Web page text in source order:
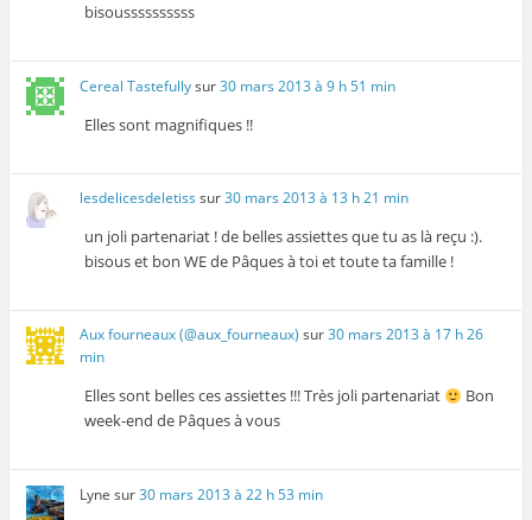
bisoussssssssss
Cereal Tastefullysur30 mars 2013 à 9 h 51 min
Elles sont magnifiques !!
lesdelicesdeletiss sur30 mars 2013 à 13 h 21 min
un joli partenariat ! de belles assiettes que tu as là reçu :).
bisous et bon WE de Pâques à toi et toute ta famille !
Aux fourneaux (@aux_fourneaux) sur30 mars 2013 à 17 h 26
min
Elles sont belles ces assiettes !!! Très joli partenariat
Bon
week-end de Pâques à vous
Lyne sur30 mars 2013 à 22 h 53 min